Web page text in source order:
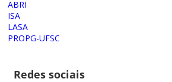
ABRI
ISA
LASA
PROPG-UFSC
Redes sociais